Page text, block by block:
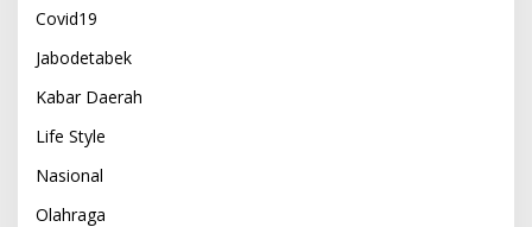
Covid19
Jabodetabek
Kabar Daerah
Life Style
Nasional
Olahraga